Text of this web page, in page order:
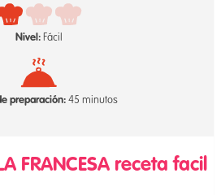
Nivel:Fácil
preparación:45 minutos
FRANCESA receta facil